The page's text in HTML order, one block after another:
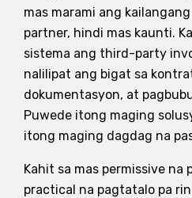
mas marami ang
partner, hindi mas kaunti.
sistema ang third-party
nalilipat ang bigat sa
dokumentasyon, at
Puwede itong maging
itong maging dagdag na
Kahit sa mas permissive na
practical na pagtatalo pa